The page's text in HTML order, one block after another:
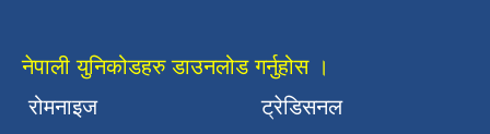
नेपाली युनिकोडहरु डाउनलोड गर्नुहोस ।
रोमनाइज
ट्रेडिसनल